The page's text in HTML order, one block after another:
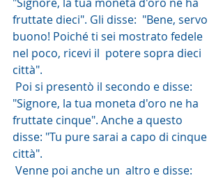
fruttate dieci". Gli disse:  "Bene, servo
buono! Poiché ti sei mostrato fedele
nel poco, ricevi il  potere sopra dieci
città".
"Signore, la tua moneta d'oro ne ha
fruttate cinque". Anche a questo
disse: "Tu pure sarai a capo di cinque
città".